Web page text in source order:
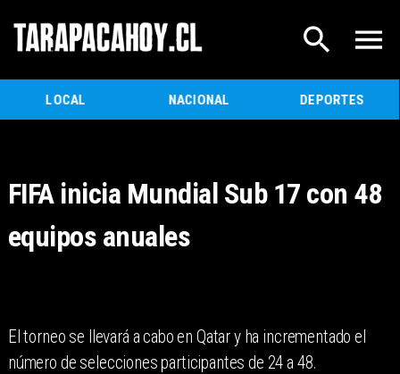
LOCAL NACIONAL DEPORTES
FIFA inicia Mundial Sub 17 con 48
equipos anuales
El torneo se llevará a cabo en Qatar y ha incrementado el
número de selecciones participantes de 24 a 48.